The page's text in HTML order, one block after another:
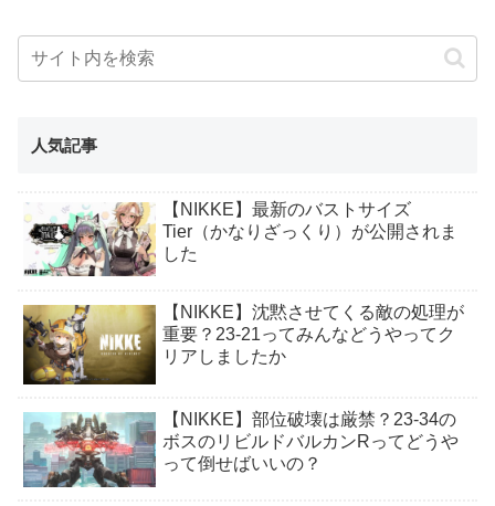
人気記事
【NIKKE】最新のバストサイズ
Tier（かなりざっくり）が公開されま
した
【NIKKE】沈黙させてくる敵の処理が
重要？23-21ってみんなどうやってク
リアしましたか
【NIKKE】部位破壊は厳禁？23-34の
ボスのリビルドバルカンRってどうや
って倒せばいいの？